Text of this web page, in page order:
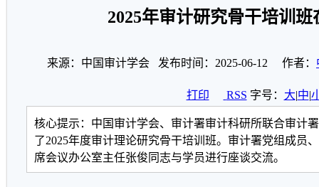
2025年审计研究骨干培训班
来源：中国审计学会 发布时间：2025-06-12 作者：
打印 RSS 字号： 大|中|
核心提示：中国审计学会、审计署审计科研所联合审计
了2025年度审计理论研究骨干培训班。审计署党组成员
席会议办公室主任张俊同志与学员进行座谈交流。